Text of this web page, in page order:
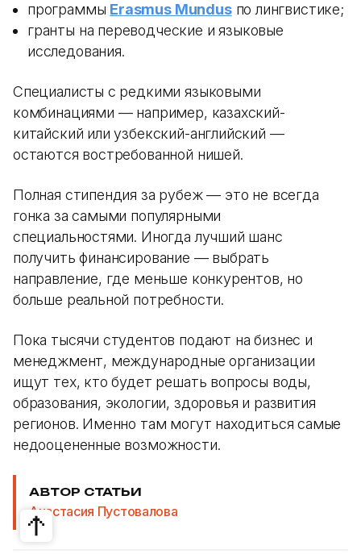
программы Erasmus Mundusпо лингвистике;
гранты на переводческие и языковые
исследования.
Специалисты с редкими языковыми
комбинациями — например, казахский-
китайский или узбекский-английский —
остаются востребованной нишей.
Полная стипендия за рубеж — это не всегда
гонка за самыми популярными
специальностями. Иногда лучший шанс
получить финансирование — выбрать
направление, где меньше конкурентов, но
больше реальной потребности.
Пока тысячи студентов подают на бизнес и
менеджмент, международные организации
ищут тех, кто будет решать вопросы воды,
образования, экологии, здоровья и развития
регионов. Именно там могут находиться самые
недооцененные возможности.
АВТОР СТАТЬИ
Анастасия Пустовалова